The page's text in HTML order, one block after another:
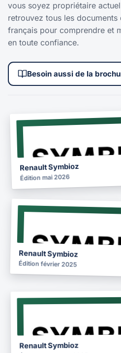
vous soyez propriétaire
retrouvez tous les documents
français pour comprendre et
en toute confiance.
Besoin aussi de la
NOTICE
Renault Symbioz
Édition mai 2026
NOTICE
Renault Symbioz
Édition février 2025
Renault Symbioz